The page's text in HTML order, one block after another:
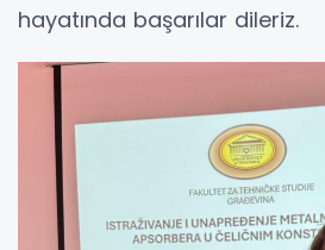
hayatında başarılar dileriz.